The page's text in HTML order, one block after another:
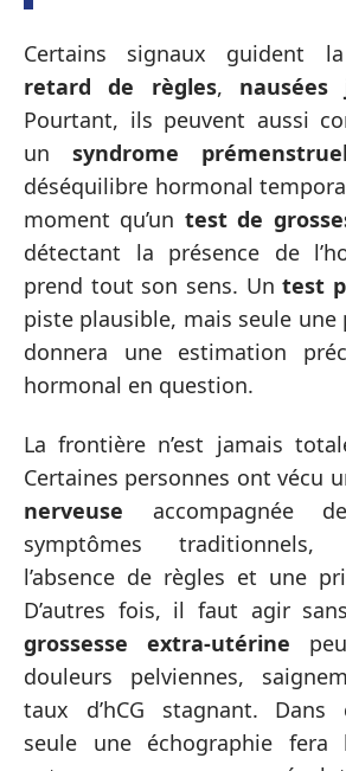
Certains signaux guident
retard de règles, nausées
Pourtant, ils peuvent aussi
un syndrome prémenstruel
déséquilibre hormonal
moment qu’un test de
détectant la présence de
prend tout son sens. Untest
piste plausible, mais seule une
donnera une estimation
hormonal en question.
La frontière n’est jamais
Certaines personnes ont vécu
nerveuse accompagnée
symptômes
l’absence de règles et une
D’autres fois, il faut agir
grossesse extra-utérine
douleurs pelviennes,
taux d’hCG stagnant. Dans
seule une échographie fera